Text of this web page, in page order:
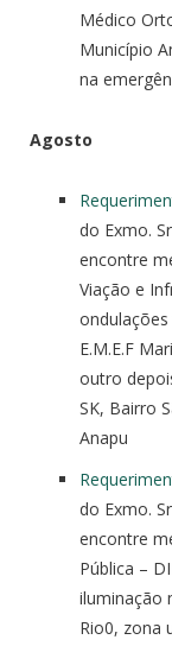
Médico
Município
na
Agosto
do Exmo.
encontre
Viação e
E.M.E.F
outro
SK, Bairro
Anapu
do Exmo.
encontre
Pública –
iluminação
Rio0, zona